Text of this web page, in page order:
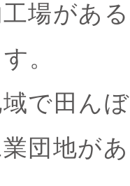
場があ
。
で田ん
業団地が